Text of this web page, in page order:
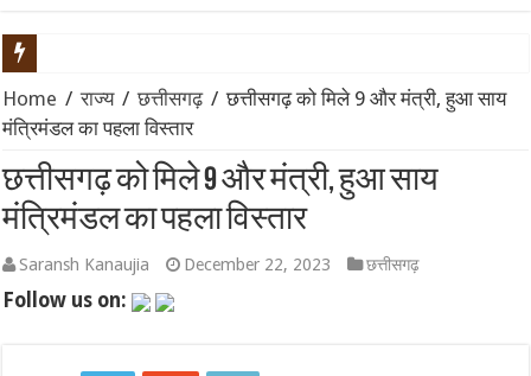
‘आवारापन 2’ का टीज़र रिलीज़: इमरान हाशमी फिर दिखेंगे ‘शिवम
बॉम्बे हाईकोर्ट से तरुण तेजपाल को बड़ा झटका: यौन उत्पीड़न मामले में
Velo की नई ग्लोबल रिसर्च में सामने आया सेल्फ-एक्सप्रेशन का रिपल इफेक्ट
महिंद्रा ने लॉन्च किया Scorpio-N का नया अवतार: पैनोरमिक सनरूफ
एथेनॉल नीति पर बने फर्जी और डीपफेक वीडियो हटाएं: बॉम्बे हाईकोर्ट का
Home / राज्य / छत्तीसगढ़ / छत्तीसगढ़ को मिले 9 और मंत्री, हुआ साय
मंत्रिमंडल का पहला विस्तार
छत्तीसगढ़ को मिले 9 और मंत्री, हुआ साय
मंत्रिमंडल का पहला विस्तार
Saransh Kanaujia December 22, 2023 छत्तीसगढ़
Follow us on: